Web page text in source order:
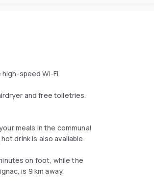
speed Wi-Fi.
and free toiletries.
meals in the communal
drink is also available.
on foot, while the
is 9 km away.